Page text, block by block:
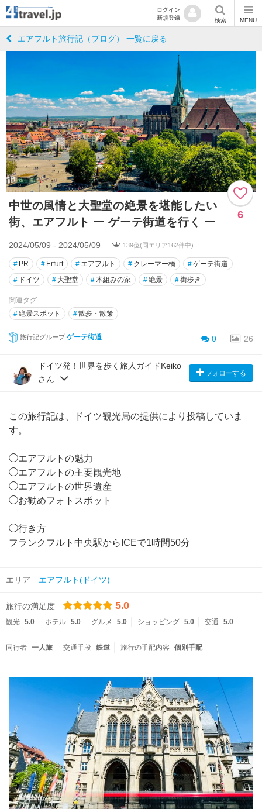
ログイン
新規登録
検索 MENU
エアフルト旅行記（ブログ） 一覧に戻る
中世の風情と大聖堂の絶景を堪能したい
街、エアフルト ー ゲーテ街道を行く ー
6
2024/05/09 - 2024/05/09 139位(同エリア162件中)
# PR # Erfurt # エアフルト # クレーマー橋 #ゲーテ街道
# ドイツ # 大聖堂 # 木組みの家 #絶景 #街歩き
関連タグ
#絶景スポット #散歩・散策
旅行記グループ ゲーテ街道 0 26
ドイツ発！世界を歩く旅人ガイドKeiko
さん
フォローする
この旅行記は、ドイツ観光局の提供により投稿していま
す。
◯エアフルトの魅力
◯エアフルトの主要観光地
◯エアフルトの世界遺産
◯お勧めフォトスポット
◯行き方
フランクフルト中央駅からICEで1時間50分
エリア エアフルト(ドイツ)
旅行の満足度 5.0
観光 5.0 ホテル 5.0 グルメ 5.0 ショッピング 5.0 交通 5.0
同行者 一人旅 交通手段 鉄道 旅行の手配内容 個別手配